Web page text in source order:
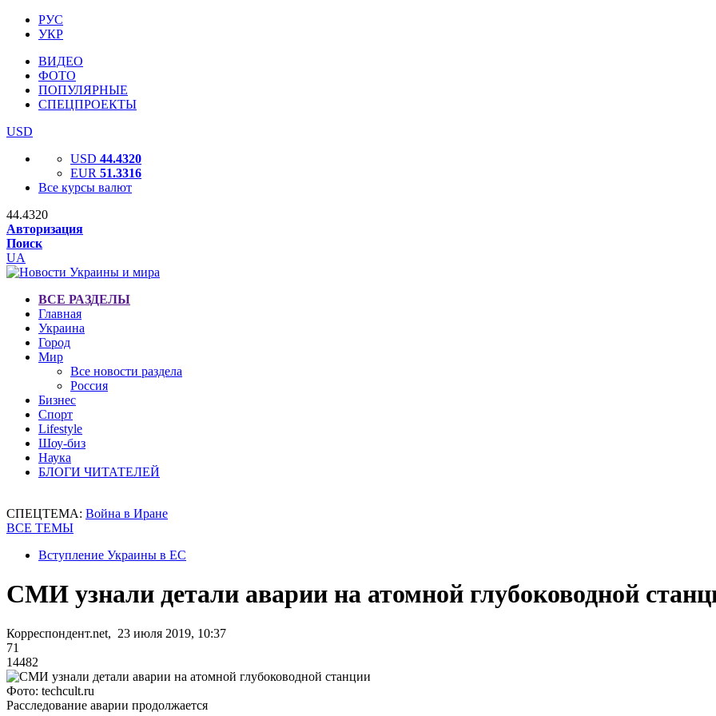
РУС
УКР
ВИДЕО
ФОТО
ПОПУЛЯРНЫЕ
СПЕЦПРОЕКТЫ
USD
USD 44.4320
EUR 51.3316
Все курсы валют
44.4320
Авторизация
Поиск
UA
ВСЕ РАЗДЕЛЫ
Главная
Украина
Город
Мир
Все новости раздела
Россия
Бизнес
Спорт
Lifestyle
Шоу-биз
Наука
БЛОГИ ЧИТАТЕЛЕЙ
СПЕЦТЕМА: Война в Иране
ВСЕ ТЕМЫ
Вступление Украины в ЕС
СМИ узнали детали аварии на атомной глубоководной
Корреспондент.net, 23 июля 2019, 10:37
71
14482
Фото: techcult.ru
Расследование аварии продолжается